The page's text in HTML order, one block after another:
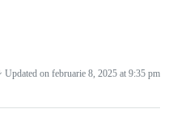
Updated on februarie 8, 2025 at 9:35 pm